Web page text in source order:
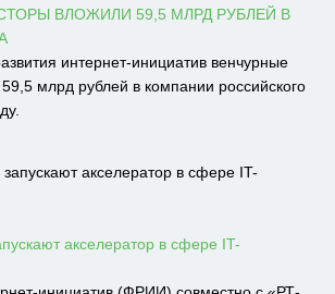
ВЛОЖИЛИ 59,5 МЛРД РУБЛЕЙ В
интернет-инициатив венчурные
млрд рублей в компании российского
акселератор в сфере IT-